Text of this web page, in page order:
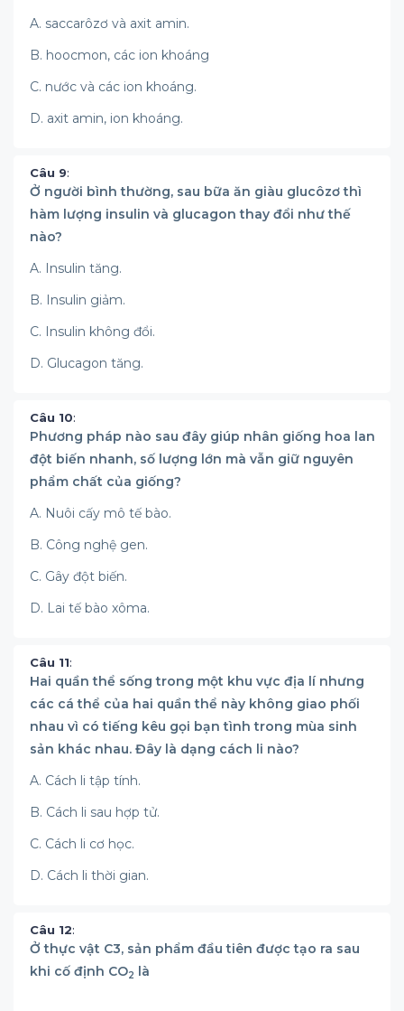
A. saccarôzơ và axit amin.
B. hoocmon, các ion khoáng
C. nước và các ion khoáng.
D. axit amin, ion khoáng.
Câu 9:
Ở người bình thường, sau bữa ăn giàu glucôzơ thì
hàm lượng insulin và glucagon thay đổi như thế
nào?
A. Insulin tăng.
B. Insulin giảm.
C. Insulin không đổi.
D. Glucagon tăng.
Câu 10:
Phương pháp nào sau đây giúp nhân giống hoa lan
đột biến nhanh, số lượng lớn mà vẫn giữ nguyên
phẩm chất của giống?
A. Nuôi cấy mô tế bào.
B. Công nghệ gen.
C. Gây đột biến.
D. Lai tế bào xôma.
Câu 11:
Hai quần thể sống trong một khu vực địa lí nhưng
các cá thể của hai quần thể này không giao phối
nhau vì có tiếng kêu gọi bạn tình trong mùa sinh
sản khác nhau. Đây là dạng cách li nào?
A. Cách li tập tính.
B. Cách li sau hợp tử.
C. Cách li cơ học.
D. Cách li thời gian.
Câu 12:
Ở thực vật C3, sản phẩm đầu tiên được tạo ra sau
khi cố định CO2 là